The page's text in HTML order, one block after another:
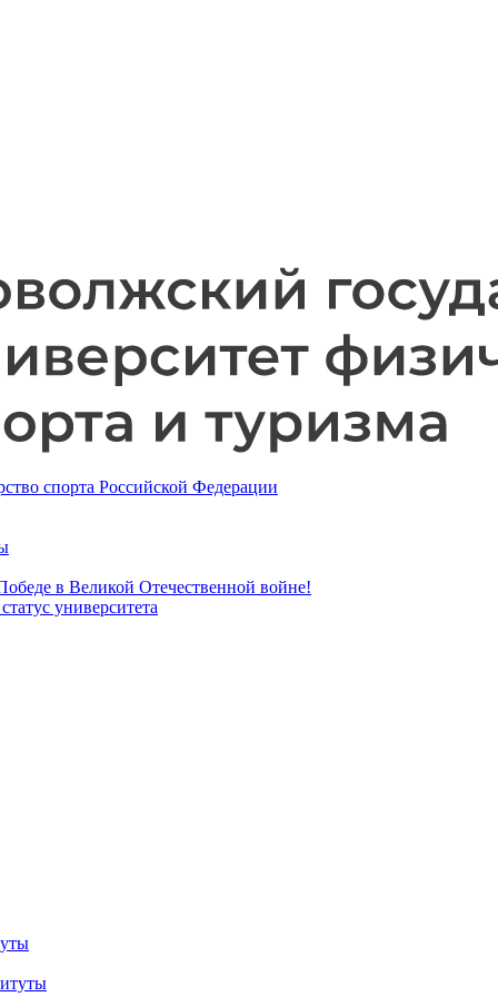
спорта Российской Федерации
в Великой Отечественной войне!
университета